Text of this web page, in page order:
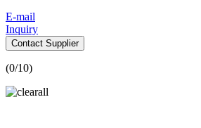
E-mail
Inquiry
Contact Supplier
(0/10)